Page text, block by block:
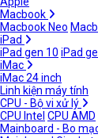
Macbook
Macbook Neo
iPad
iPad gen 10 iPad
iMac
iMac 24 inch
Linh kiện máy tính
CPU - Bộ vi xử lý
CPU Intel CPU AMD
Mainboard - Bo